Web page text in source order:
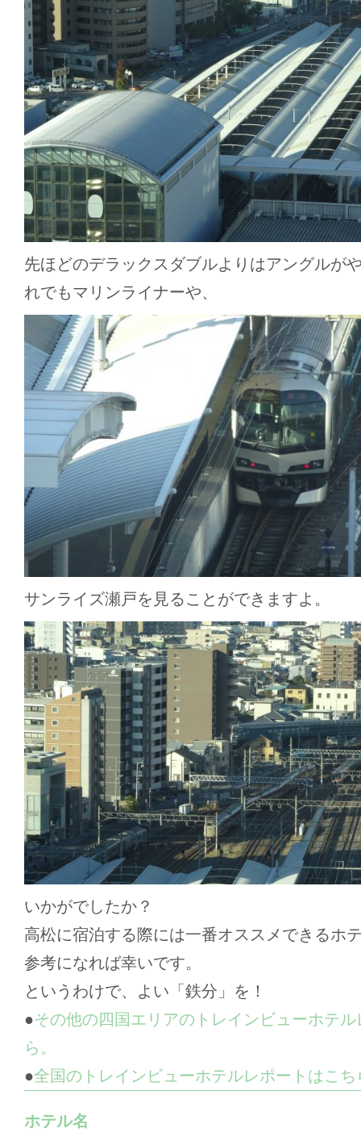
先ほどのデラックスダブルよりはアングルが
れでもマリンライナーや、
サンライズ瀬戸を見ることができますよ。
いかがでしたか？
高松に宿泊する際には一番オススメできるホ
参考になれば幸いです。
というわけで、よい「鉄分」を！
●その他の四国エリアのトレインビューホテ
ら。
●全国のトレインビューホテルレポートはこち
ホテル名